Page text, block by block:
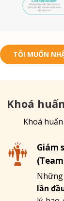
TÔI MUỐN
Khoá
Những
lần
Giám
Khoá